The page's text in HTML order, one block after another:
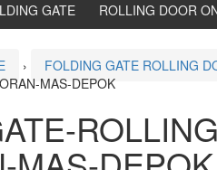
GATE ROLLING DOOR
› FOLDING GATE ROLLING
MAS-DEPOK